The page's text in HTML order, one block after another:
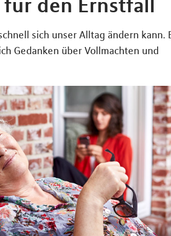
sich unser Alltag ändern kann.
Gedanken über Vollmachten und